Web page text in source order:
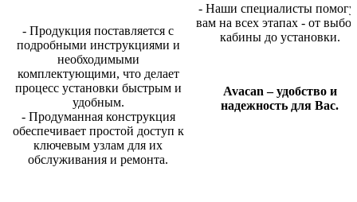
- Продукция поставляется с
подробными инструкциями и
необходимыми
комплектующими, что делает
процесс установки быстрым и
удобным.
- Продуманная конструкция
обеспечивает простой доступ к
ключевым узлам для их
обслуживания и ремонта.
- Наши специалисты
вам на всех этапах - от
кабины до установки.
Avacan – удобство и
надежность для Вас.